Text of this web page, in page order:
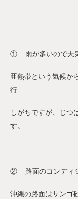
① 雨が多いので天
亜熱帯という気候か
行
しがちですが、じつ
す。
② 路面のコンディシ
沖縄の路面はサンゴ